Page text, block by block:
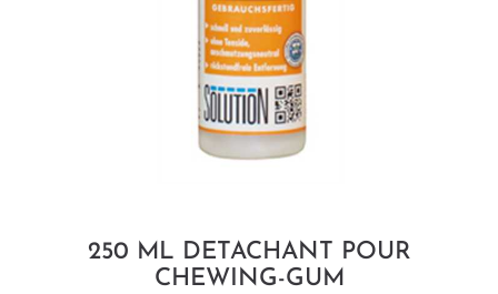
250 ML DETACHANT POUR
CHEWING-GUM